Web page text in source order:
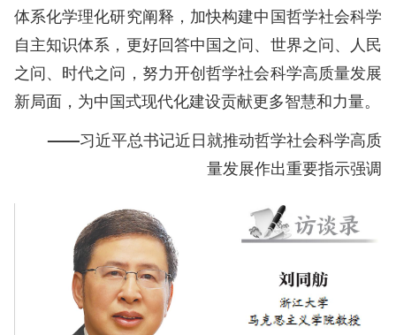
体系化学理化研究阐释，加快构建中国哲学社会科学
自主知识体系，更好回答中国之问、世界之问、人民
之问、时代之问，努力开创哲学社会科学高质量发展
新局面，为中国式现代化建设贡献更多智慧和力量。
——习近平总书记近日就推动哲学社会科学高质
量发展作出重要指示强调